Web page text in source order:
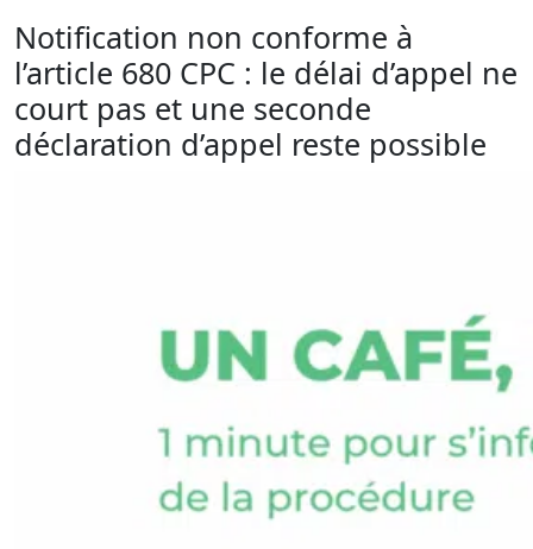
Notification non conforme à
l’article 680 CPC : le délai d’appel ne
court pas et une seconde
déclaration d’appel reste possible